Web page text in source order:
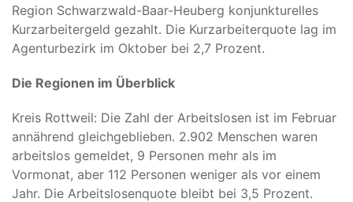
Region Schwarzwald-Baar-Heuberg konjunkturelles
Kurzarbeitergeld gezahlt. Die Kurzarbeiterquote lag im
Agenturbezirk im Oktober bei 2,7 Prozent.
Die Regionen im Überblick
Kreis Rottweil: Die Zahl der Arbeitslosen ist im Februar
annährend gleichgeblieben. 2.902 Menschen waren
arbeitslos gemeldet, 9 Personen mehr als im
Vormonat, aber 112 Personen weniger als vor einem
Jahr. Die Arbeitslosenquote bleibt bei 3,5 Prozent.